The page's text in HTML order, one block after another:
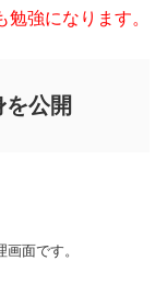
強になります。
公開
面です。